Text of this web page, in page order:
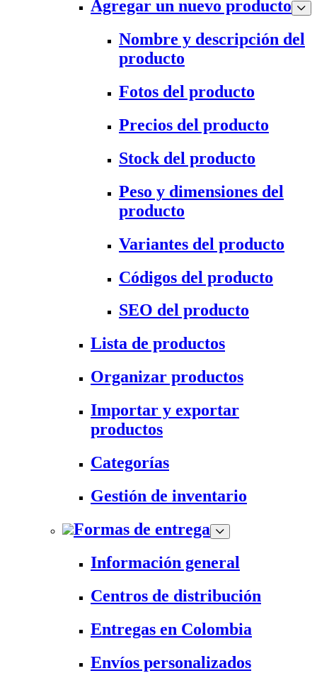
Agregar un nuevo producto
Nombre y descripción del
producto
Fotos del producto
Precios del producto
Stock del producto
Peso y dimensiones del
producto
Variantes del producto
Códigos del producto
SEO del producto
Lista de productos
Organizar productos
Importar y exportar
productos
Categorías
Gestión de inventario
Formas de entrega
Información general
Centros de distribución
Entregas en Colombia
Envíos personalizados